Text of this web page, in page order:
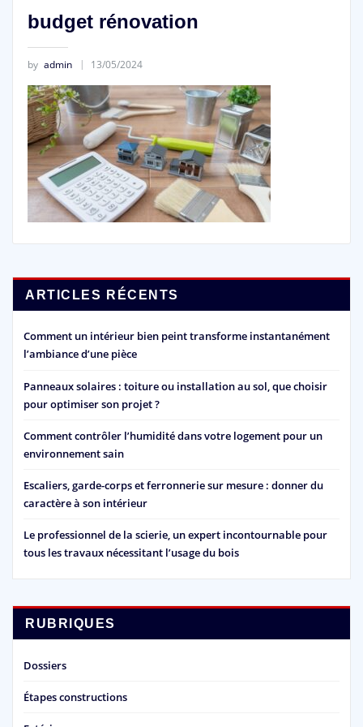
budget rénovation
by admin 13/05/2024
ARTICLES RÉCENTS
Comment un intérieur bien peint transforme instantanément
l’ambiance d’une pièce
Panneaux solaires : toiture ou installation au sol, que choisir
pour optimiser son projet ?
Comment contrôler l’humidité dans votre logement pour un
environnement sain
Escaliers, garde-corps et ferronnerie sur mesure : donner du
caractère à son intérieur
Le professionnel de la scierie, un expert incontournable pour
tous les travaux nécessitant l’usage du bois
RUBRIQUES
Dossiers
Étapes constructions